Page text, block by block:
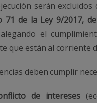
serán
71 de la Ley 9/2017,
el
que están al corriente
deben cumplir
de intereses